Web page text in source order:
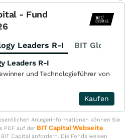
- Fund
Leaders R-I BIT Global
Leaders R-I
und Technologieführer von
Kaufen
Anlegerinformationen können Sie
PDF auf der BIT Capital Webseite
Capital anfordern. Die Fonds weisen